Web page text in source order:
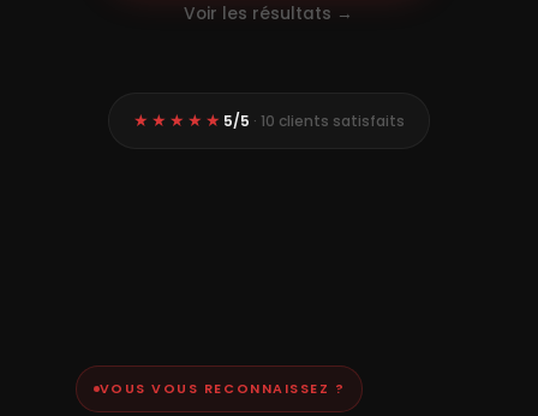
Voir les résultats →
★★★★★ 5/5 · 10 clients satisfaits
VOUS VOUS RECONNAISSEZ ?